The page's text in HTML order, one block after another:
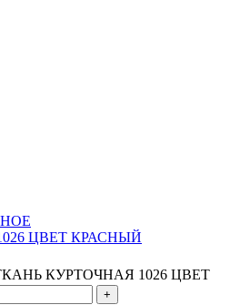
ЦВЕТ КРАСНЫЙ
ТКАНЬ КУРТОЧНАЯ 1026 ЦВЕТ